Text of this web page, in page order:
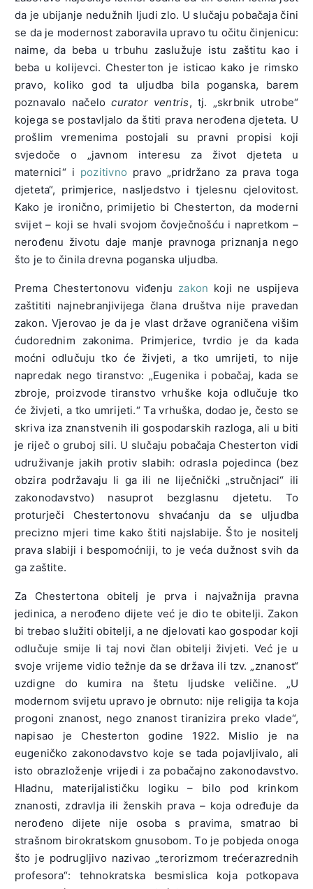
da je ubijanje nedužnih ljudi zlo. U slučaju pobačaja čini
se da je modernost zaboravila upravo tu očitu činjenicu:
naime, da beba u trbuhu zaslužuje istu zaštitu kao i
beba u kolijevci. Chesterton je isticao kako je rimsko
pravo, koliko god ta uljudba bila poganska, barem
poznavalo načelocurator ventris, tj. „skrbnik utrobe“
kojega se postavljalo da štiti prava nerođena djeteta. U
prošlim vremenima postojali su pravni propisi koji
svjedoče o „javnom interesu za život djeteta u
maternici“ i pozitivno pravo „pridržano za prava toga
djeteta“, primjerice, nasljedstvo i tjelesnu cjelovitost.
Kako je ironično, primijetio bi Chesterton, da moderni
svijet – koji se hvali svojom čovječnošću i napretkom –
nerođenu životu daje manje pravnoga priznanja nego
što je to činila drevna poganska uljudba.
Prema Chestertonovu viđenju zakon koji ne uspijeva
zaštititi najnebranjivijega člana društva nije pravedan
zakon. Vjerovao je da je vlast države ograničena višim
ćudorednim zakonima. Primjerice, tvrdio je da kada
moćni odlučuju tko će živjeti, a tko umrijeti, to nije
napredak nego tiranstvo: „Eugenika i pobačaj, kada se
zbroje, proizvode tiranstvo vrhuške koja odlučuje tko
će živjeti, a tko umrijeti.“ Ta vrhuška, dodao je, često se
skriva iza znanstvenih ili gospodarskih razloga, ali u biti
je riječ o gruboj sili. U slučaju pobačaja Chesterton vidi
udruživanje jakih protiv slabih: odrasla pojedinca (bez
obzira podržavaju li ga ili ne liječnički „stručnjaci“ ili
zakonodavstvo) nasuprot bezglasnu djetetu. To
proturječi Chestertonovu shvaćanju da se uljudba
precizno mjeri time kako štiti najslabije. Što je nositelj
prava slabiji i bespomoćniji, to je veća dužnost svih da
ga zaštite.
Za Chestertona obitelj je prva i najvažnija pravna
jedinica, a nerođeno dijete već je dio te obitelji. Zakon
bi trebao služiti obitelji, a ne djelovati kao gospodar koji
odlučuje smije li taj novi član obitelji živjeti. Već je u
svoje vrijeme vidio težnje da se država ili tzv. „znanost“
uzdigne do kumira na štetu ljudske veličine. „U
modernom svijetu upravo je obrnuto: nije religija ta koja
progoni znanost, nego znanost tiranizira preko vlade“,
napisao je Chesterton godine 1922. Mislio je na
eugeničko zakonodavstvo koje se tada pojavljivalo, ali
isto obrazloženje vrijedi i za pobačajno zakonodavstvo.
Hladnu, materijalističku logiku – bilo pod krinkom
znanosti, zdravlja ili ženskih prava – koja određuje da
nerođeno dijete nije osoba s pravima, smatrao bi
strašnom birokratskom gnusobom. To je pobjeda onoga
što je podrugljivo nazivao „terorizmom trećerazrednih
profesora“: tehnokratska besmislica koja potkopava